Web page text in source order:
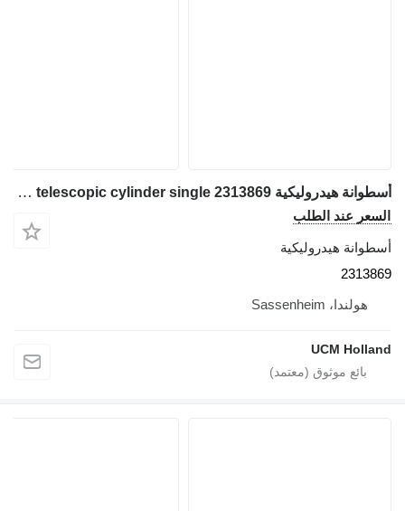
أسطوانة هيدروليكية Grove GMK 2035 telescopic cylinder single 2313869 لـ شاحنة رافعة
السعر عند الطلب
أسطوانة هيدروليكية
2313869
هولندا، Sassenheim
UCM Holland